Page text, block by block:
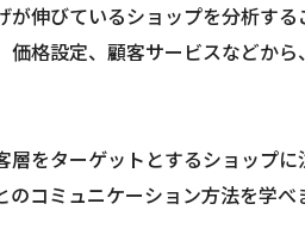
伸びているショップを分析する
格設定、顧客サービスなどか
をターゲットとするショップ
コミュニケーション方法を学べ